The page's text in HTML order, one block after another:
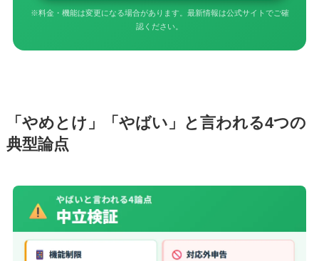
※料金・機能は変更になる場合があります。最新情報は公式サイトでご確
認ください。
「やめとけ」「やばい」と言われる4つの
典型論点